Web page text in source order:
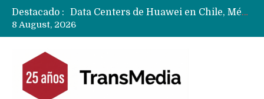
Destacado :
Data Centers de Huawei en Chile, México, Brasil,Perú y Argentina podrían verse afectados por arremetida de EE.UU
8 August, 2026